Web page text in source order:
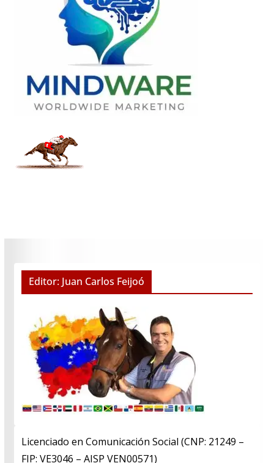
Editor: Juan Carlos Feijoó
Licenciado en Comunicación Social (CNP: 21249 –
FIP: VE3046 – AISP VEN00571)